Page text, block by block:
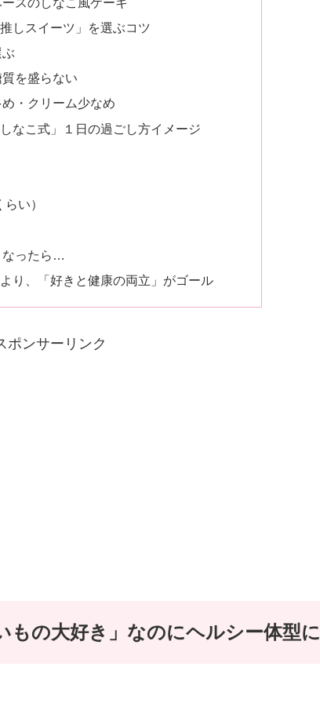
しスイーツ」を選ぶコツ
を盛らない
・クリーム少なめ
なこ式」１日の過ごし方イメージ
い）
なったら…
り、「好きと健康の両立」がゴール
ポンサーリンク
もの大好き」なのにヘルシー体型に